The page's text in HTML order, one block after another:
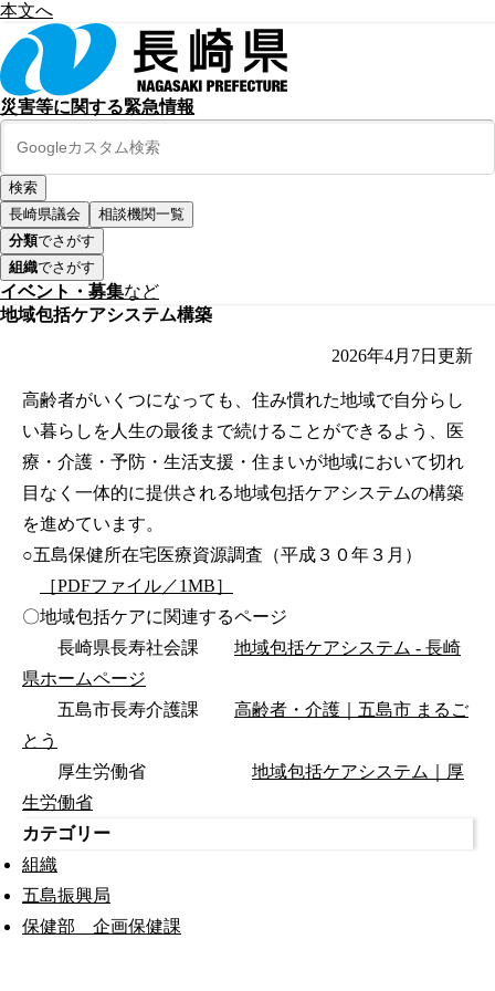
本文へ
災害等に関する緊急情報
長崎県議会
相談機関一覧
分類でさがす
組織でさがす
イベント・募集など
地域包括ケアシステム構築
2026年4月7日 更新
高齢者がいくつになっても、住み慣れた地域で自分らし
い暮らしを人生の最後まで続けることができるよう、医
療・介護・予防・生活支援・住まいが地域において切れ
目なく一体的に提供される地域包括ケアシステムの構築
を進めています。
○五島保健所在宅医療資源調査（平成３０年３月）
［PDFファイル／1MB］
〇地域包括ケアに関連するページ
長崎県長寿社会課 地域包括ケアシステム - 長崎
県ホームページ
五島市長寿介護課 高齢者・介護｜五島市 まるご
とう
厚生労働省 地域包括ケアシステム｜厚
生労働省
カテゴリー
組織
五島振興局
保健部 企画保健課